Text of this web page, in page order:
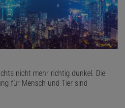
nicht mehr richtig dunkel. Die
für Mensch und Tier sind